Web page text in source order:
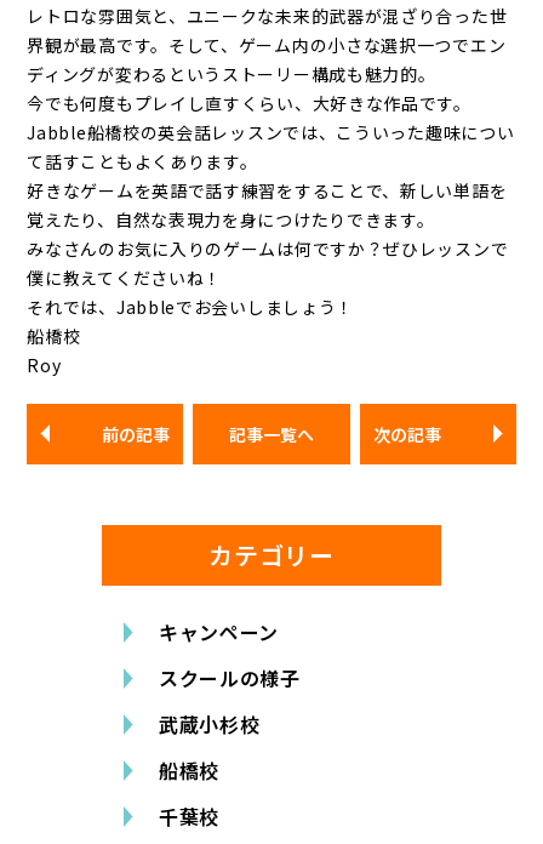
レトロな雰囲気と、ユニークな未来的武器が混ざり合った世
界観が最高です。そして、ゲーム内の小さな選択一つでエン
ディングが変わるというストーリー構成も魅力的。
今でも何度もプレイし直すくらい、大好きな作品です。
Jabble船橋校の英会話レッスンでは、こういった趣味につい
て話すこともよくあります。
好きなゲームを英語で話す練習をすることで、新しい単語を
覚えたり、自然な表現力を身につけたりできます。
みなさんのお気に入りのゲームは何ですか？ぜひレッスンで
僕に教えてくださいね！
それでは、Jabbleでお会いしましょう！
船橋校
Roy
前の記事 記事一覧へ 次の記事
カテゴリー
キャンペーン
スクールの様子
武蔵小杉校
船橋校
千葉校